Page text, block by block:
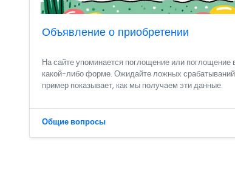
Объявление о приобретении
На сайте упоминается поглощение или поглощение
какой-либо форме. Ожидайте ложных
пример показывает, как мы получаем эти данные.
Общие вопросы